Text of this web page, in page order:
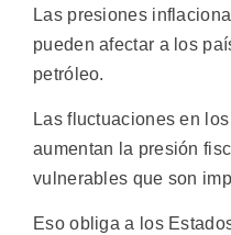
Las presiones
pueden afectar a los
petróleo.
Las fluctuaciones en
aumentan la presión
vulnerables que son
Eso obliga a los